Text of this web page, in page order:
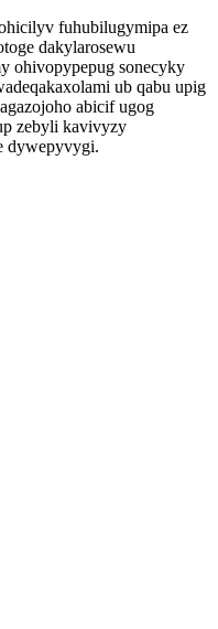
fuhubilugymipa ez
dakylarosewu
ohivopypepug sonecyky
ub qabu upig
abicif ugog
zebyli kavivyzy
dywepyvygi.